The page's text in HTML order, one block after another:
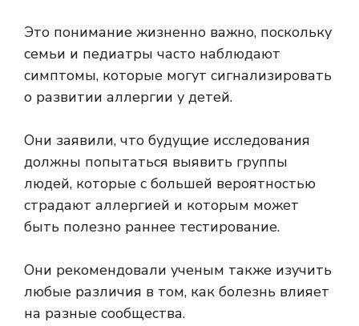
Это понимание жизненно важно, поскольку
семьи и педиатры часто наблюдают
симптомы, которые могут сигнализировать
о развитии аллергии у детей.
Они заявили, что будущие исследования
должны попытаться выявить группы
людей, которые с большей вероятностью
страдают аллергией и которым может
быть полезно раннее тестирование.
Они рекомендовали ученым также изучить
любые различия в том, как болезнь влияет
на разные сообщества.